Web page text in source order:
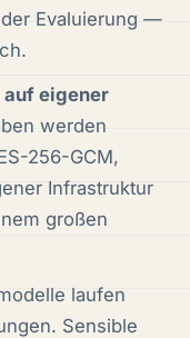
Evaluierung —
auf eigener
werden
256-GCM,
Infrastruktur
großen
laufen
Sensible